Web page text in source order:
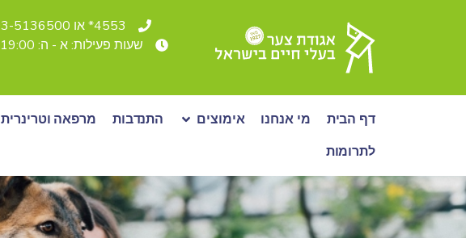
4553* או 03-5136500
שעות פעילות: א - ה: 08:00-19:00, ד: 08:00-16:00 שישי: 08:00-14:00, שבת סגור
דף הבית מי אנחנו אימוצים התנדבות מרפאה וטרינרית
לתרומות